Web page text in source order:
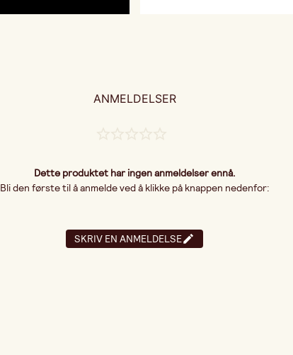
ANMELDELSER
Dette produktet har ingen anmeldelser ennå.
Bli den første til å anmelde ved å klikke på knappen nedenfor:
SKRIV EN ANMELDELSE